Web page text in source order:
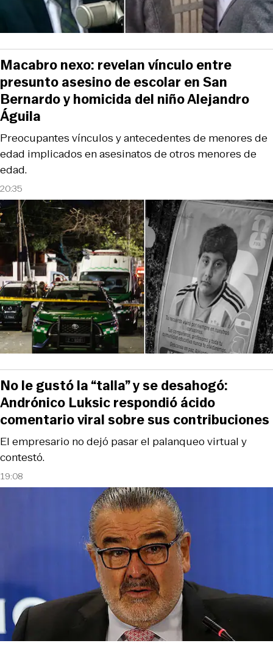
20:35
Preocupantes vínculos y antecedentes de menores de
edad implicados en asesinatos de otros menores de
edad.
Macabro nexo: revelan vínculo entre
presunto asesino de escolar en San
Bernardo y homicida del niño Alejandro
Águila
19:08
El empresario no dejó pasar el palanqueo virtual y
contestó.
No le gustó la “talla” y se desahogó:
Andrónico Luksic respondió ácido
comentario viral sobre sus contribuciones